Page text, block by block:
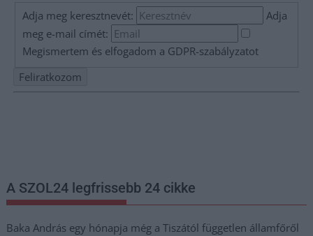
Adja meg keresztnevét:
Adja
meg e-mail címét:
Megismertem és elfogadom a GDPR-szabályzatot
A SZOL24 legfrissebb 24 cikke
Baka András egy hónapja még a Tiszától független államfőről